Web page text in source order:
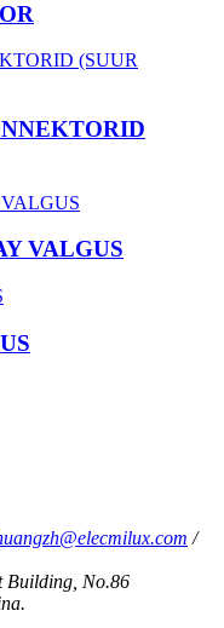
VALGUS
/
Building, No.86